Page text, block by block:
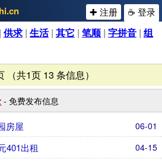
☕ 登录
✚ 注册
| 供求| 生活| 其它 | 笔顺 | 字拼音 | 组
（共1页 13 条信息）
- 免费发布信息
06-01
房屋
04-15
401出租